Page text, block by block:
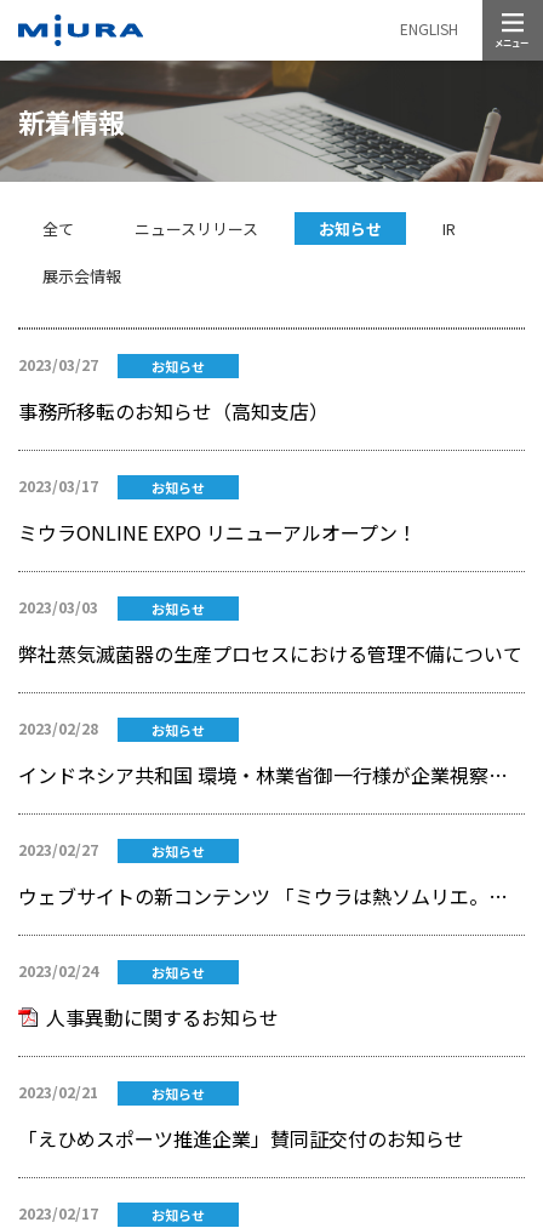
ENGLISH
新着情報
全て ニュースリリース お知らせ IR
展示会情報
2023/03/27 お知らせ
事務所移転のお知らせ（高知支店）
2023/03/17 お知らせ
ミウラONLINE EXPO リニューアルオープン！
2023/03/03 お知らせ
弊社蒸気滅菌器の生産プロセスにおける管理不備について
2023/02/28 お知らせ
インドネシア共和国 環境・林業省御一行様が企業視察でお見えになりました
2023/02/27 お知らせ
ウェブサイトの新コンテンツ 「ミウラは熱ソムリエ。」 公開のお知らせ
2023/02/24 お知らせ
人事異動に関するお知らせ
2023/02/21 お知らせ
「えひめスポーツ推進企業」賛同証交付のお知らせ
2023/02/17 お知らせ